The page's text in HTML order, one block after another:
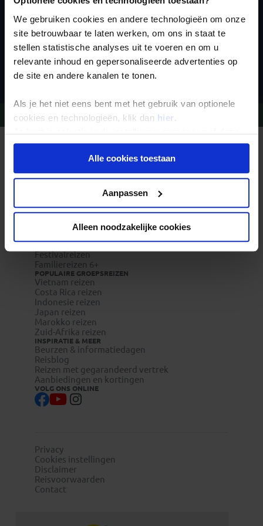
We gebruiken cookies en andere technologieën om onze
site betrouwbaar te laten werken, om ons in staat te
stellen statistische analyses uit te voeren en om u
relevante inhoud en gepersonaliseerde advertenties op
de site en andere kanalen te tonen.
Als je het niet eens bent met het gebruik van optionele
cookies en technologieën, klik dan hier .
Je kunt je selectie in de instellingen aanpassen of deze
onder aan de pagina op elk gewenst moment voor de
toekomst wijzigen.Alle cookies toestaan
Aanpassen
Alleen noodzakelijke cookies
Inschrijven
Vragen? Bel 09-234 13 11
Waarom Koning Aap?
Duurzaam toerisme
Veelgestelde vragen
Reisdocumenten aanvragen
Reisverzekeringen
Pioniersreizen
Festivalreizen
Familiereizen 6+
POPULAIRE GROEPSREIZEN
Vietnam reizen
Costa Rica reizen
Indonesie reizen
Japan reizen
Marokko reizen
Zuid-Afrika reizen
INSPIRATIE & MEER
Beurzen & informatiedagen
Reisblog
Reizen met gegarandeerd vertrek
Aanbiedingen en kortingen
VOLG ONS ONLINE
Privacy
Cookies instellingen
Disclaimer
Reisvoorwaarden
Contact